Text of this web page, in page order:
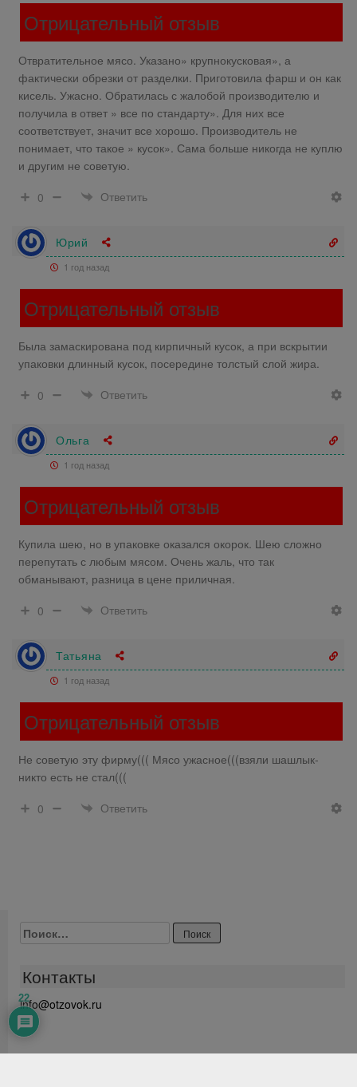
Отрицательный отзыв
Отвратительное мясо. Указано» крупнокусковая», а
фактически обрезки от разделки. Приготовила фарш и он как
кисель. Ужасно. Обратилась с жалобой производителю и
получила в ответ » все по стандарту». Для них все
соответствует, значит все хорошо. Производитель не
понимает, что такое » кусок». Сама больше никогда не куплю
и другим не советую.
0
Ответить
Юрий
1 год назад
Отрицательный отзыв
Была замаскирована под кирпичный кусок, а при вскрытии
упаковки длинный кусок, посередине толстый слой жира.
0
Ответить
Ольга
1 год назад
Отрицательный отзыв
Купила шею, но в упаковке оказался окорок. Шею сложно
перепутать с любым мясом. Очень жаль, что так
обманывают, разница в цене приличная.
0
Ответить
Татьяна
1 год назад
Отрицательный отзыв
Не советую эту фирму((( Мясо ужасное(((взяли шашлык-
никто есть не стал(((
0
Ответить
Найти:
Контакты
info@otzovok.ru
22